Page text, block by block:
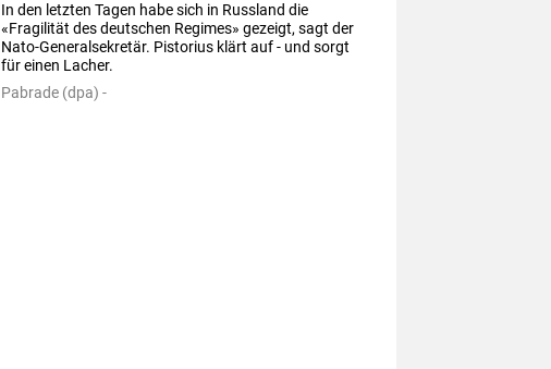
In den letzten Tagen habe sich in Russland die
«Fragilität des deutschen Regimes» gezeigt, sagt der
Nato-Generalsekretär. Pistorius klärt auf - und sorgt
für einen Lacher.
Pabrade (dpa) -